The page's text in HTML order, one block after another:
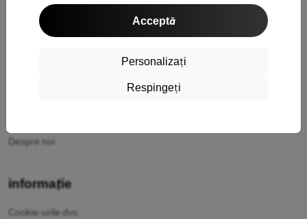
Acceptă
Personalizați
Respingeți
Transport și plată
Despre noi
informație
Cookie-urile dvs.